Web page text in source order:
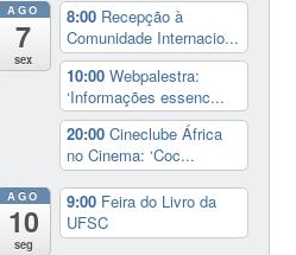
AGO
7
sex
8:00 Recepção à
Comunidade Internacio...
10:00Webpalestra:
‘Informações essenc...
20:00Cineclube África
no Cinema: ‘Coc...
AGO
10
seg
9:00 Feira do Livro da
UFSC